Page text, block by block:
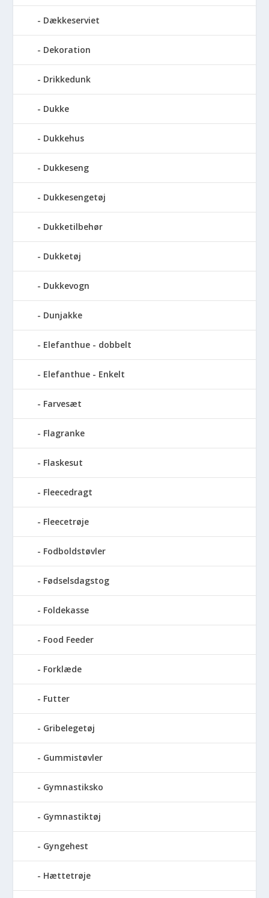
Dækkeserviet
Dekoration
Drikkedunk
Dukke
Dukkehus
Dukkeseng
Dukkesengetøj
Dukketilbehør
Dukketøj
Dukkevogn
Dunjakke
Elefanthue - dobbelt
Elefanthue - Enkelt
Farvesæt
Flagranke
Flaskesut
Fleecedragt
Fleecetrøje
Fodboldstøvler
Fødselsdagstog
Foldekasse
Food Feeder
Forklæde
Futter
Gribelegetøj
Gummistøvler
Gymnastiksko
Gymnastiktøj
Gyngehest
Hættetrøje